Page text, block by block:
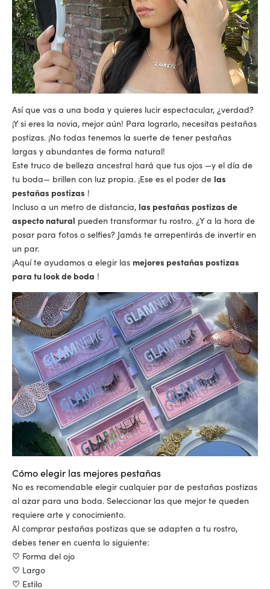
Así que vas a una boda y quieres lucir espectacular, ¿verdad?
¡Y si eres la novia, mejor aún! Para lograrlo, necesitas pestañas
postizas. ¡No todas tenemos la suerte de tener pestañas
largas y abundantes de forma natural!
Este truco de belleza ancestral hará que tus ojos —y el día de
tu boda— brillen con luz propia. ¡Ese es el poder de las
pestañas postizas !
Incluso a un metro de distancia, las pestañas postizas de
aspecto natural pueden transformar tu rostro. ¿Y a la hora de
posar para fotos o selfies? Jamás te arrepentirás de invertir en
un par.
¡Aquí te ayudamos a elegir las mejores pestañas postizas
para tu look de boda !
Cómo elegir las mejores pestañas
No es recomendable elegir cualquier par de pestañas postizas
al azar para una boda. Seleccionar las que mejor te queden
requiere arte y conocimiento.
Al comprar pestañas postizas que se adapten a tu rostro,
debes tener en cuenta lo siguiente:
♡ Forma del ojo
♡ Largo
♡ Estilo